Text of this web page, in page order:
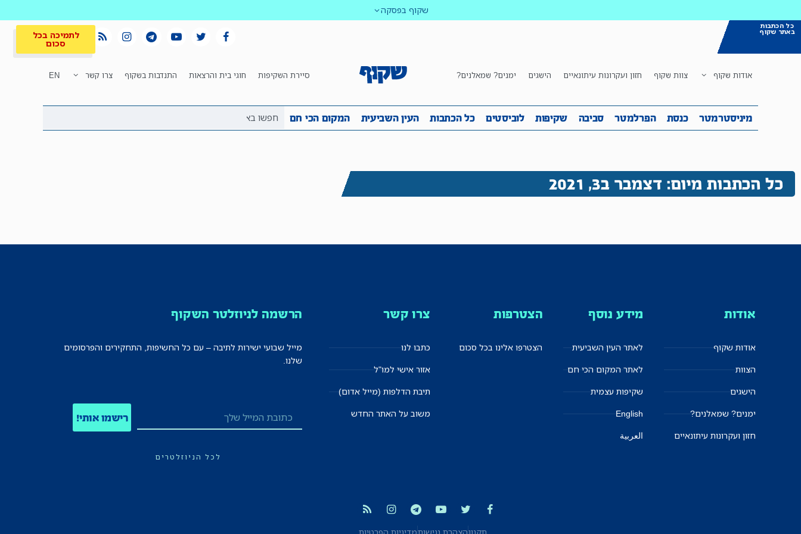
שקוף בפסקה
כל הכתבות
באתר שקוף לתמיכה בכל
סכום
אודות שקוף צוות שקוף חזון ועקרונות עיתונאיים הישגים ימנים? שמאלנים? סיירת השקיפות חוגי בית והרצאות התנדבות בשקוף צרו קשר EN
מיניסטרמטר כנסת הפרלמטר סביבה שקיפות לוביסטים כל הכתבות העין השביעית המקום הכי חם
מיניסטרמטר כנסת הפרלמטר סביבה שקיפות לוביסטים כל הכתבות העין השביעית המקום הכי חם לתמיכה בכל
כל הכתבות מיום: דצמבר ב3, 2021
אודות
אודות שקוף
הצוות
הישגים
ימנים? שמאלנים?
חזון ועקרונות עיתונאיים
מידע נוסף
לאתר העין השביעית
לאתר המקום הכי חם
שקיפות עצמית
English
العربية
הצטרפות
הצטרפו אלינו בכל סכום
צרו קשר
כתבו לנו
אזור אישי למו"ל
תיבת הדלפות (מייל אדום)
משוב על האתר החדש
הרשמה לניוזלטר השקוף
מייל שבועי ישירות לתיבה – עם כל החשיפות, התחקירים והפרסומים
שלנו.
רישמו אותי!
לכל הניוזלטרים
תקנוןהצהרת נגישותמדיניות הפרטיות